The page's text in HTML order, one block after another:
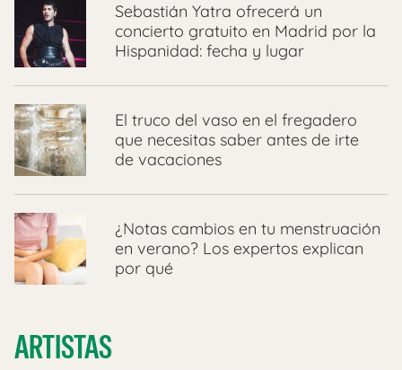
Sebastián Yatra ofrecerá un
concierto gratuito en Madrid por la
Hispanidad: fecha y lugar
El truco del vaso en el fregadero
que necesitas saber antes de irte
de vacaciones
¿Notas cambios en tu menstruación
en verano? Los expertos explican
por qué
ARTISTAS